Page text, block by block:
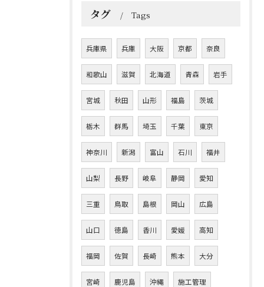
タグ Tags
兵庫県 兵庫 大阪 京都 奈良
和歌山 滋賀 北海道 青森 岩手
宮城 秋田 山形 福島 茨城
栃木 群馬 埼玉 千葉 東京
神奈川 新潟 富山 石川 福井
山梨 長野 岐阜 静岡 愛知
三重 鳥取 島根 岡山 広島
山口 徳島 香川 愛媛 高知
福岡 佐賀 長崎 熊本 大分
宮崎 鹿児島 沖縄 施工管理